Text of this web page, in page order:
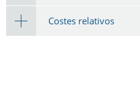
Costes relativos